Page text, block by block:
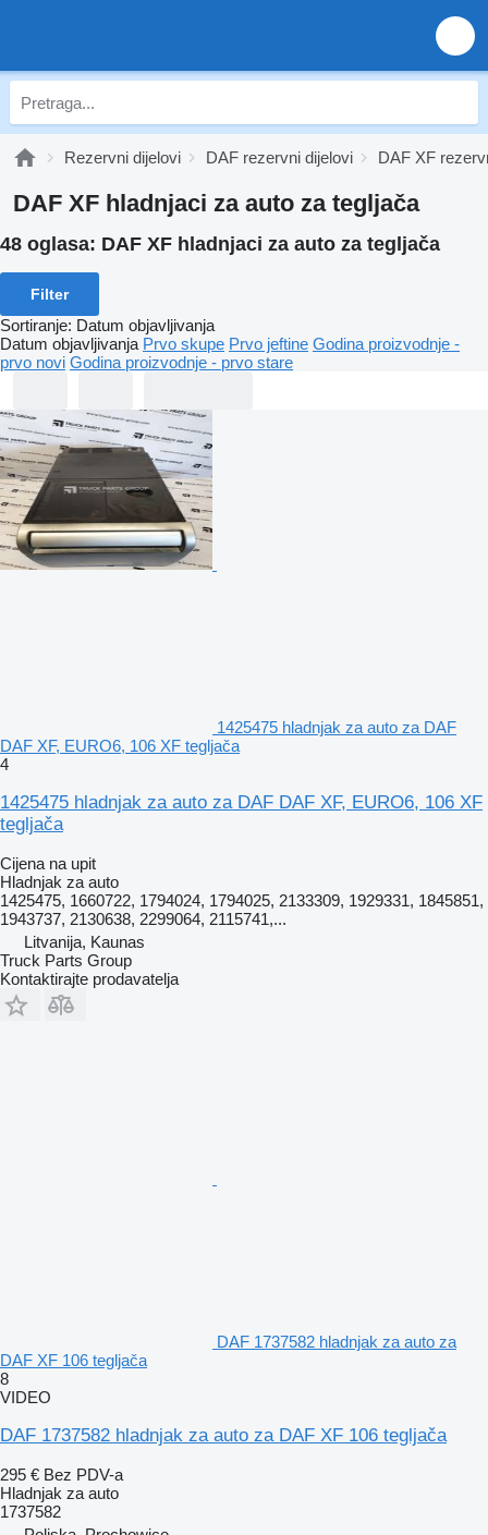
Rezervni dijelovi DAF rezervni dijelovi DAF XF
DAF XF hladnjaci za auto za tegljača
48 oglasa: DAF XF hladnjaci za auto za tegljača
Filter
Sortiranje: Datum objavljivanja
Datum objavljivanja Prvo skupe Prvo jeftine Godina proizvodnje -
prvo novi Godina proizvodnje - prvo stare
1425475 hladnjak za auto za DAF
DAF XF, EURO6, 106 XF tegljača
4
1425475 hladnjak za auto za DAF DAF XF, EURO6, 106 XF
tegljača
Cijena na upit
Hladnjak za auto
1425475, 1660722, 1794024, 1794025, 2133309, 1929331, 1845851,
1943737, 2130638, 2299064, 2115741,...
Litvanija, Kaunas
Truck Parts Group
Kontaktirajte prodavatelja
DAF 1737582 hladnjak za auto za
DAF XF 106 tegljača
8
VIDEO
DAF 1737582 hladnjak za auto za DAF XF 106 tegljača
295 € Bez PDV-a
Hladnjak za auto
1737582